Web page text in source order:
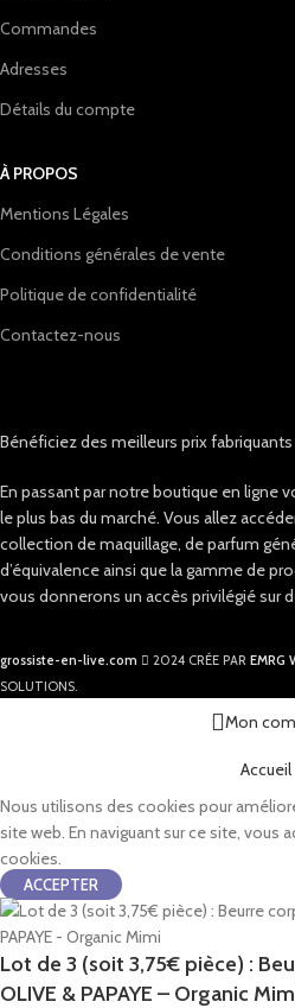
Commandes
Adresses
Détails du compte
À PROPOS
Mentions Légales
Conditions générales de vente
Politique de confidentialité
Contactez-nous
Bénéficiez des meilleurs prix
En passant par notre boutique en ligne
le plus bas du marché. Vous allez
collection de maquillage, de parfum
d’équivalence ainsi que la gamme de
vous donnerons un accès privilégié sur
grossiste-en-live.com 2024 CRÉE PAR EMRG
SOLUTIONS.
Mon
Accueil
Nous utilisons des cookies pour
site web. En naviguant sur ce site, vous
cookies.
ACCEPTER
Lot de 3 (soit 3,75€ pièce) :
OLIVE & PAPAYE – Organic